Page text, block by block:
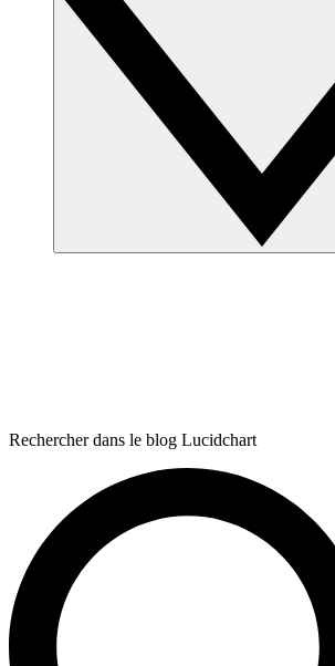
Rechercher dans le blog Lucidchart